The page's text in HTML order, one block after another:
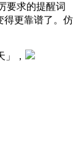
要求的提醒词
得更靠谱了。仿
，